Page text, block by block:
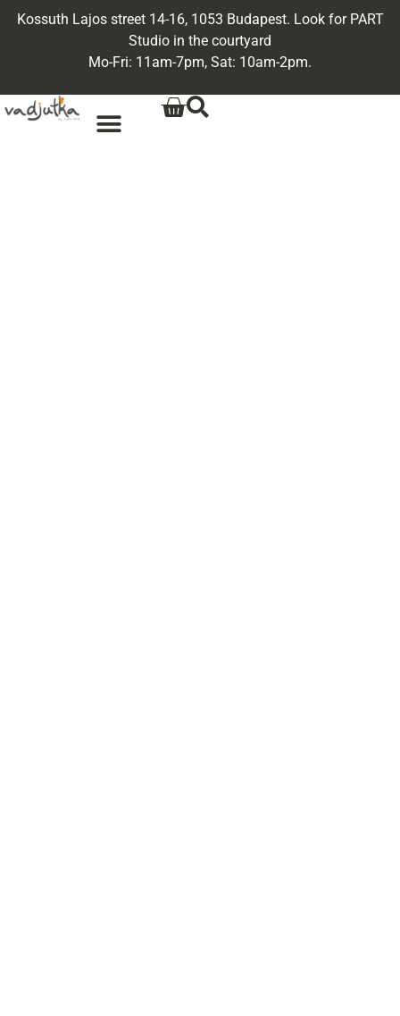
Kossuth Lajos street 14-16, 1053 Budapest. Look for PART
Studio in the courtyard
Mo-Fri: 11am-7pm, Sat: 10am-2pm.